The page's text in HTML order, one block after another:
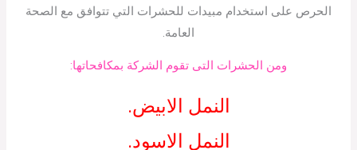
الحرص على استخدام مبيدات للحشرات التي تتوافق مع الصحة
العامة.
ومن الحشرات التى تقوم الشركة بمكافحاتها:
النمل الابيض.
النمل الاسود.